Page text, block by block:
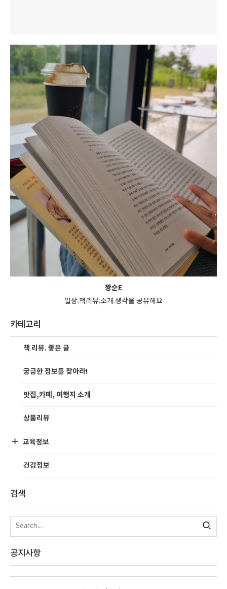
짱순E
일상.책리뷰.소개.생각을 공유해요
카테고리
책 리뷰. 좋은 글
궁금한 정보를 찾아라!
맛집,카페, 여행지 소개
상품리뷰
교육정보
건강정보
검색
공지사항